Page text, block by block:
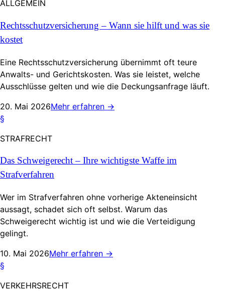
ALLGEMEIN
Rechtsschutzversicherung – Wann sie hilft und was sie
kostet
Eine Rechtsschutzversicherung übernimmt oft teure
Anwalts- und Gerichtskosten. Was sie leistet, welche
Ausschlüsse gelten und wie die Deckungsanfrage läuft.
20. Mai 2026Mehr erfahren →
§
STRAFRECHT
Das Schweigerecht – Ihre wichtigste Waffe im
Strafverfahren
Wer im Strafverfahren ohne vorherige Akteneinsicht
aussagt, schadet sich oft selbst. Warum das
Schweigerecht wichtig ist und wie die Verteidigung
gelingt.
10. Mai 2026Mehr erfahren →
§
VERKEHRSRECHT